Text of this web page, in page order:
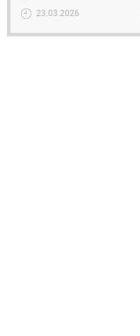
23.03.2026